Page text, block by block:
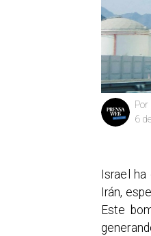
Por
6
Israel
Irán,
Este